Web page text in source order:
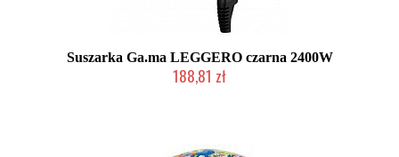
Suszarka Ga.ma LEGGERO czarna 2400W
188,81 zł